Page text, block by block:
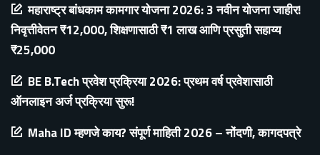
महाराष्ट्र बांधकाम कामगार योजना 2026: 3 नवीन योजना जाहीर!
निवृत्तीवेतन ₹12,000, शिक्षणासाठी ₹1 लाख आणि प्रसुती सहाय्य
₹25,000
BE B.Tech प्रवेश प्रक्रिया 2026: प्रथम वर्ष प्रवेशासाठी
ऑनलाइन अर्ज प्रक्रिया सुरू!
Maha ID म्हणजे काय? संपूर्ण माहिती 2026 – नोंदणी, कागदपत्रे